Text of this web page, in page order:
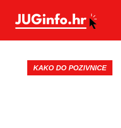
KAKO DO POZIVNICE